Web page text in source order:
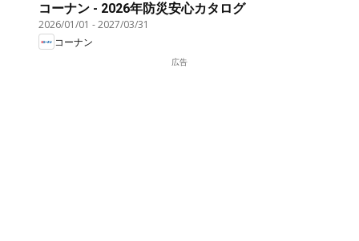
コーナン - 2026年防災安心カタログ
2026/01/01 -2027/03/31
コーナン
広告